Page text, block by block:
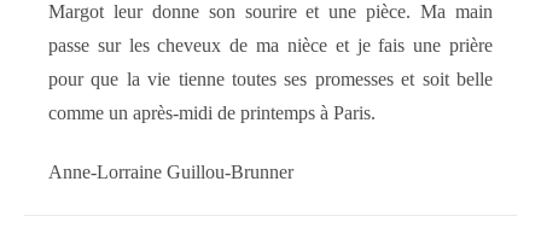
Margot leur donne son sourire et une pièce. Ma main
passe sur les cheveux de ma nièce et je fais une prière
pour que la vie tienne toutes ses promesses et soit belle
comme un après-midi de printemps à Paris.
Anne-Lorraine Guillou-Brunner